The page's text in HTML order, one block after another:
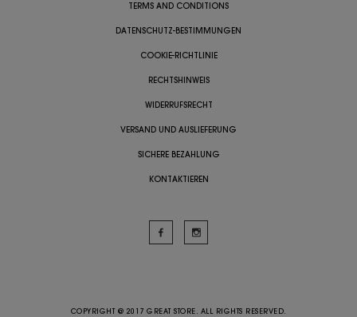
TERMS AND CONDITIONS
DATENSCHUTZ-BESTIMMUNGEN
COOKIE-RICHTLINIE
RECHTSHINWEIS
WIDERRUFSRECHT
VERSAND UND AUSLIEFERUNG
SICHERE BEZAHLUNG
KONTAKTIEREN
COPYRIGHT @ 2017 GREAT STORE. ALL RIGHTS RESERVED.